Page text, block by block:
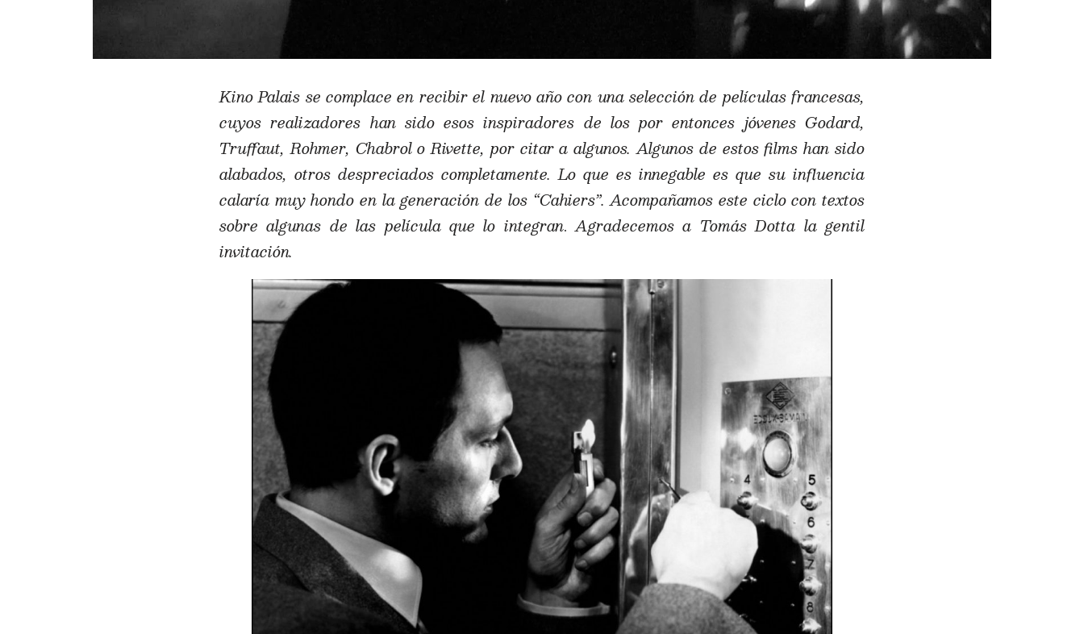
Kino Palais se complace en recibir el nuevo año con una selección de películas francesas,
cuyos realizadores han sido esos inspiradores de los por entonces jóvenes Godard,
Truffaut, Rohmer, Chabrol o Rivette, por citar a algunos. Algunos de estos films han sido
alabados, otros despreciados completamente. Lo que es innegable es que su influencia
calaría muy hondo en la generación de los “Cahiers”. Acompañamos este ciclo con textos
sobre algunas de las película que lo integran.Agradecemos a Tomás Dotta la gentil
invitación.